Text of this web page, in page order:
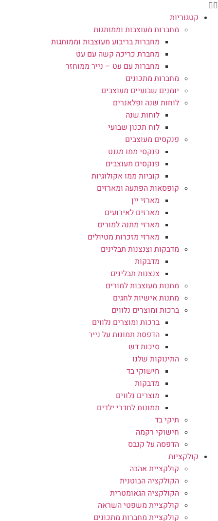
קטגוריות
מחברות מעוצבות וממותגות
מחברות בריבוע מעוצבות וממותגות
מחברת כריכה קשה עם עט
מחברות עם עט – נייר ממוחזר
מחברות מתכונים
יומנים שבועיים מעוצבים
לוחות שנה ופלאנרים
לוחות שנה
לוח תכנון שבועי
פנקסים מעוצבים
פנקסי ממו מגנט
פנקסים מעוצבים
קוביות ממו אקולוגיות
קופסאות הפתעה ומארזים
מארזי יין
מארזים לאירועים
מארזי מתנה למורים
מארזי מזכרות מטיולים
מדבקות וצנצנות תבלינים
מדבקות
צנצנות תבלינים
מתנות מעוצבות למורים
מתנות אישיות לחגים
ברכות ומוצרים נלווים
ברכות ומוצרים נלווים
הדפסת תמונות על נייר
סיכות דש
התינוקות שלנו
חישוקי בד
מדבקות
מוצרים נלווים
תמונות לחדרי ילדים
תיקי בד
חישוקי רקמה
הדפסה על קנבס
קולקציות
קולקציית אהבה
הקולקציה הבוטנית
הקולקציה הגאומטרית
קולקציית משפטי השראה
קולקציית מחברות מתכונים